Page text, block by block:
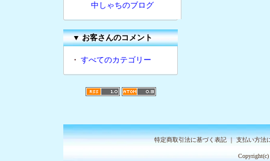
中しゃちのブログ
▼お客さんのコメント
・ すべてのカテゴリー
特定商取引法に基づく表記｜支払い方法